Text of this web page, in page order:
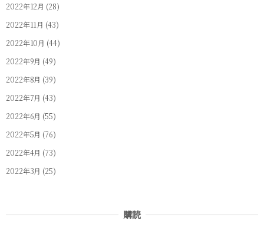
2022年12月 (28)
2022年11月 (43)
2022年10月 (44)
2022年9月 (49)
2022年8月 (39)
2022年7月 (43)
2022年6月 (55)
2022年5月 (76)
2022年4月 (73)
2022年3月 (25)
購読